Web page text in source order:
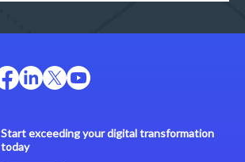
Start exceeding your digital transformation
today